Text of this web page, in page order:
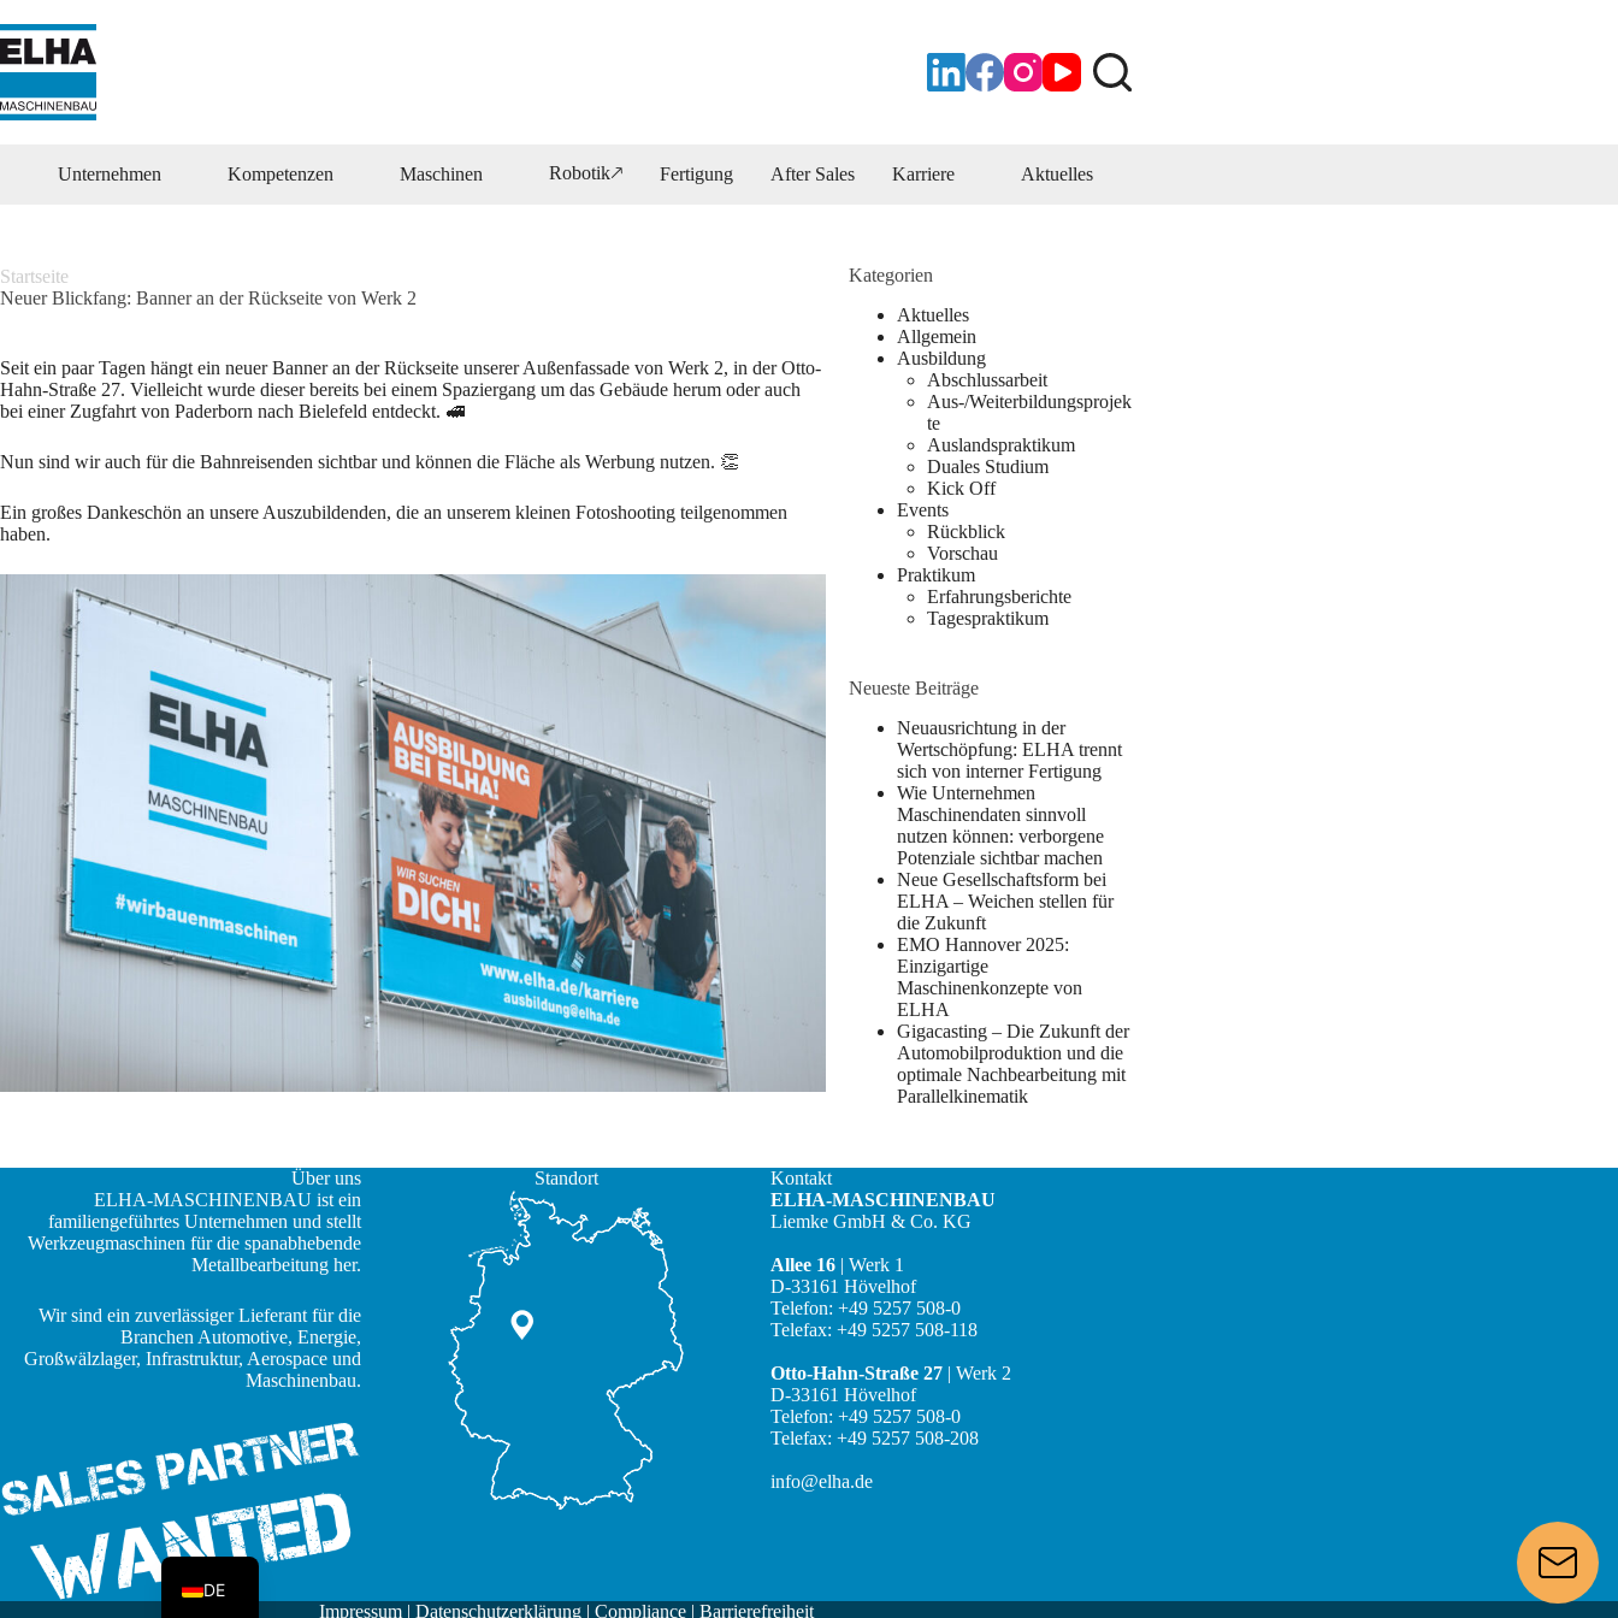
Inhalt
springen
Unternehmen Kompetenzen Maschinen Robotik🡕 Fertigung After Sales Karriere Aktuelles
Startseite
Neuer Blickfang: Banner an der Rückseite von Werk 2
Seit ein paar Tagen hängt ein neuer Banner an der Rückseite unserer Außenfassade von Werk 2, in der Otto-
Hahn-Straße 27. Vielleicht wurde dieser bereits bei einem Spaziergang um das Gebäude herum oder auch
bei einer Zugfahrt von Paderborn nach Bielefeld entdeckt. 🚅
Nun sind wir auch für die Bahnreisenden sichtbar und können die Fläche als Werbung nutzen. 👏
Ein großes Dankeschön an unsere Auszubildenden, die an unserem kleinen Fotoshooting teilgenommen
haben.
Kategorien
Aktuelles
Allgemein
Ausbildung
Abschlussarbeit
Aus-/Weiterbildungsprojek
te
Auslandspraktikum
Duales Studium
Kick Off
Events
Rückblick
Vorschau
Praktikum
Erfahrungsberichte
Tagespraktikum
Neueste Beiträge
Neuausrichtung in der
Wertschöpfung: ELHA trennt
sich von interner Fertigung
Wie Unternehmen
Maschinendaten sinnvoll
nutzen können: verborgene
Potenziale sichtbar machen
Neue Gesellschaftsform bei
ELHA – Weichen stellen für
die Zukunft
EMO Hannover 2025:
Einzigartige
Maschinenkonzepte von
ELHA
Gigacasting – Die Zukunft der
Automobilproduktion und die
optimale Nachbearbeitung mit
Parallelkinematik
Über uns
ELHA-MASCHINENBAU ist ein
familiengeführtes Unternehmen und stellt
Werkzeugmaschinen für die spanabhebende
Metallbearbeitung her.
Wir sind ein zuverlässiger Lieferant für die
Branchen Automotive, Energie,
Großwälzlager, Infrastruktur, Aerospace und
Maschinenbau.
Standort
Kontakt
ELHA-MASCHINENBAU
Liemke GmbH & Co. KG
Allee 16 | Werk 1
D-33161 Hövelhof
Telefon: +49 5257 508-0
Telefax: +49 5257 508-118
Otto-Hahn-Straße 27 | Werk 2
D-33161 Hövelhof
Telefon: +49 5257 508-0
Telefax: +49 5257 508-208
info@elha.de
Impressum| Datenschutzerklärung| Compliance| Barrierefreiheit
DE
EN
FR
ES
JA